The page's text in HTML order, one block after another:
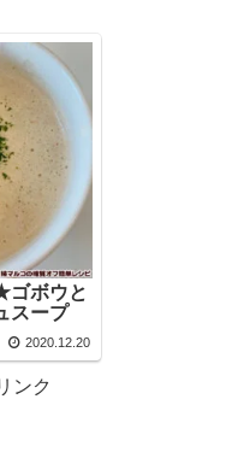
ゴボウと
スープ
2020.12.20
ンク